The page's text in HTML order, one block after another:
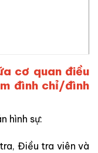
cơ quan điều
đình chỉ/đình
hình sự:
Điều tra viên và